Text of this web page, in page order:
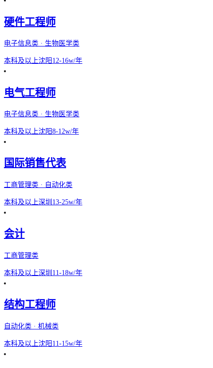
硬件工程师
电子信息类 · 生物医学类
本科及以上沈阳 12-16w/年
电气工程师
电子信息类 · 生物医学类
本科及以上沈阳8-12w/年
国际销售代表
工商管理类 · 自动化类
本科及以上深圳 13-25w/年
会计
工商管理类
本科及以上深圳 11-18w/年
结构工程师
自动化类 · 机械类
本科及以上沈阳 11-15w/年